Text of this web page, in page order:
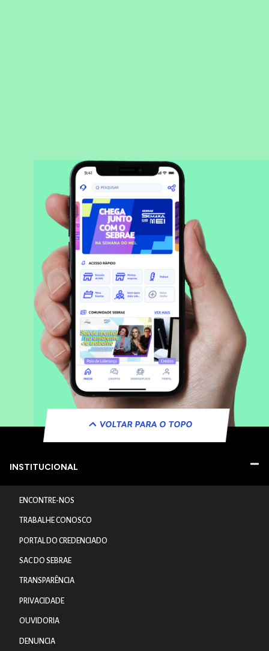
VOLTAR PARA O TOPO
INSTITUCIONAL
ENCONTRE-NOS
TRABALHE CONOSCO
PORTAL DO CREDENCIADO
SAC DO SEBRAE
TRANSPARÊNCIA
PRIVACIDADE
OUVIDORIA
DENUNCIA